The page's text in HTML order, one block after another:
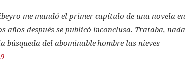
me mandó el primer capítulo de una novela en
años después se publicó inconclusa. Trataba, nada
búsqueda del abominable hombre las nieves